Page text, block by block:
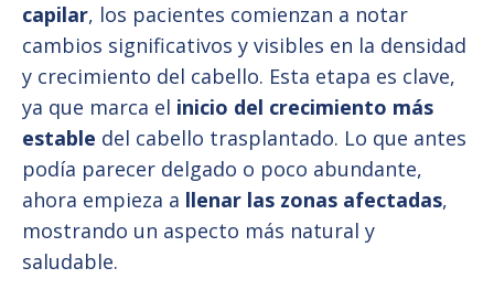
capilar, los pacientes comienzan a notar
cambios significativos y visibles en la densidad
y crecimiento del cabello. Esta etapa es clave,
ya que marca el inicio del crecimiento más
estable del cabello trasplantado. Lo que antes
podía parecer delgado o poco abundante,
ahora empieza a llenar las zonas afectadas,
mostrando un aspecto más natural y
saludable.